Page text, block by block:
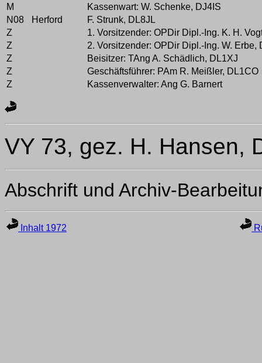
M
Kassenwart: W. Schenke, DJ4IS
N08
Herford
F. Strunk, DL8JL
Z
1. Vorsitzender: OPDir Dipl.-Ing. K. H.
Z
2. Vorsitzender: OPDir Dipl.-Ing. W. Erbe,
Z
Beisitzer: TAng A. Schädlich, DL1XJ
Z
Geschäftsführer: PAm R. Meißler, DL1CO
Z
Kassenverwalter: Ang G. Barnert
VY 73, gez. H. Hansen,
Abschrift und Archiv-
Inhalt 1972